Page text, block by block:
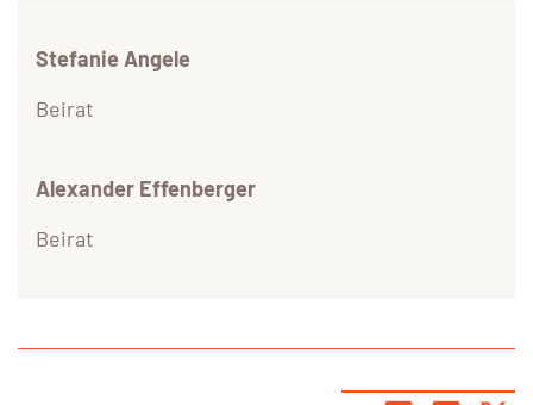
Stefanie Angele
Beirat
Alexander Effenberger
Beirat